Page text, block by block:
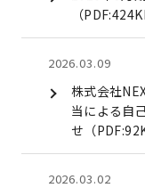
（
2026.03.09
株式会社
当による自
せ（
2026.03.02